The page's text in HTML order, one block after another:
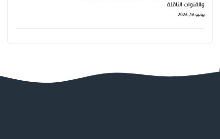
والقنوات الناقلة
يونيو 16, 2026